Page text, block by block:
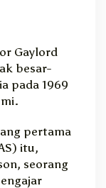
Gaylord
besar-
pada 1969
pertama
itu,
seorang